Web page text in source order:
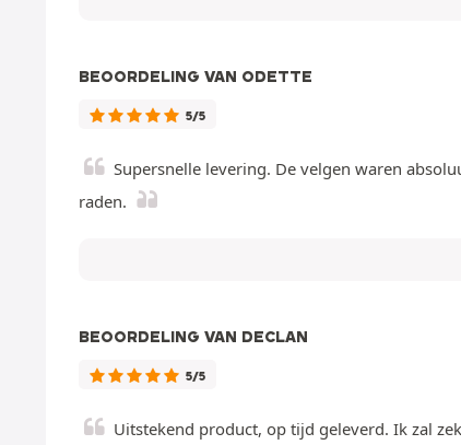
BEOORDELING VAN ODETTE
5/5
Supersnelle levering. De velgen waren
raden.
BEOORDELING VAN DECLAN
5/5
Uitstekend product, op tijd geleverd. Ik zal